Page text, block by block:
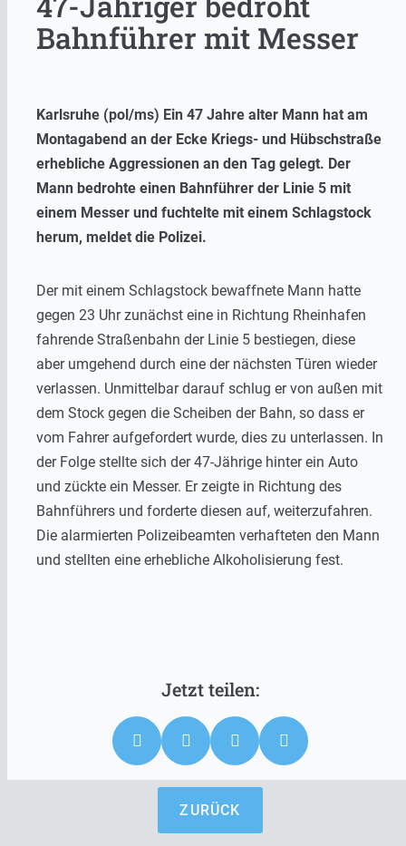
Bahnführer mit Messer
Karlsruhe (pol/ms) Ein 47 Jahre alter Mann hat am
Montagabend an der Ecke Kriegs- und Hübschstraße
erhebliche Aggressionen an den Tag gelegt. Der
Mann bedrohte einen Bahnführer der Linie 5 mit
einem Messer und fuchtelte mit einem Schlagstock
herum, meldet die Polizei.
Der mit einem Schlagstock bewaffnete Mann hatte
gegen 23 Uhr zunächst eine in Richtung Rheinhafen
fahrende Straßenbahn der Linie 5 bestiegen, diese
aber umgehend durch eine der nächsten Türen wieder
verlassen. Unmittelbar darauf schlug er von außen mit
dem Stock gegen die Scheiben der Bahn, so dass er
vom Fahrer aufgefordert wurde, dies zu unterlassen. In
der Folge stellte sich der 47-Jährige hinter ein Auto
und zückte ein Messer. Er zeigte in Richtung des
Bahnführers und forderte diesen auf, weiterzufahren.
Die alarmierten Polizeibeamten verhafteten den Mann
und stellten eine erhebliche Alkoholisierung fest.
ZURÜCK